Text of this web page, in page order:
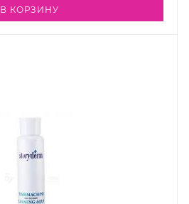
В КОРЗИНУ